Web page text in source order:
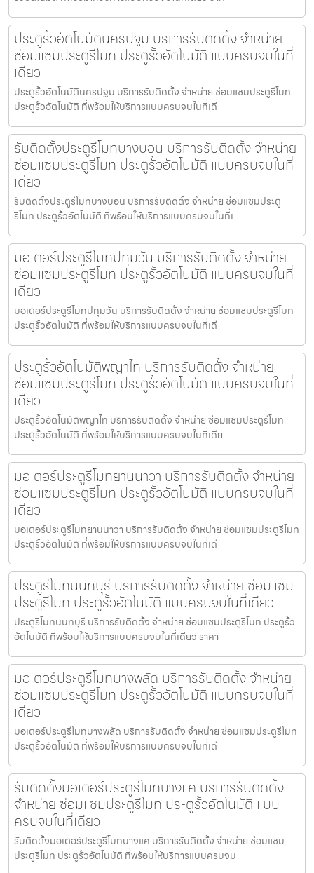
ประตูรั้วอัตโนมัตินครปฐม บริการรับติดตั้ง จำหน่าย
ซ่อมแซมประตูรีโมท ประตูรั้วอัตโนมัติ แบบครบจบในที่
เดียว
ประตูรั้วอัตโนมัตินครปฐม บริการรับติดตั้ง จำหน่าย ซ่อมแซมประตูรีโมท
ประตูรั้วอัตโนมัติ ที่พร้อมให้บริการแบบครบจบในที่เดี
รับติดตั้งประตูรีโมทบางบอน บริการรับติดตั้ง จำหน่าย
ซ่อมแซมประตูรีโมท ประตูรั้วอัตโนมัติ แบบครบจบในที่
เดียว
รับติดตั้งประตูรีโมทบางบอน บริการรับติดตั้ง จำหน่าย ซ่อมแซมประตู
รีโมท ประตูรั้วอัตโนมัติ ที่พร้อมให้บริการแบบครบจบในที่เ
มอเตอร์ประตูรีโมทปทุมวัน บริการรับติดตั้ง จำหน่าย
ซ่อมแซมประตูรีโมท ประตูรั้วอัตโนมัติ แบบครบจบในที่
เดียว
มอเตอร์ประตูรีโมทปทุมวัน บริการรับติดตั้ง จำหน่าย ซ่อมแซมประตูรีโมท
ประตูรั้วอัตโนมัติ ที่พร้อมให้บริการแบบครบจบในที่เดี
ประตูรั้วอัตโนมัติพญาไท บริการรับติดตั้ง จำหน่าย
ซ่อมแซมประตูรีโมท ประตูรั้วอัตโนมัติ แบบครบจบในที่
เดียว
ประตูรั้วอัตโนมัติพญาไท บริการรับติดตั้ง จำหน่าย ซ่อมแซมประตูรีโมท
ประตูรั้วอัตโนมัติ ที่พร้อมให้บริการแบบครบจบในที่เดีย
มอเตอร์ประตูรีโมทยานนาวา บริการรับติดตั้ง จำหน่าย
ซ่อมแซมประตูรีโมท ประตูรั้วอัตโนมัติ แบบครบจบในที่
เดียว
มอเตอร์ประตูรีโมทยานนาวา บริการรับติดตั้ง จำหน่าย ซ่อมแซมประตูรีโมท
ประตูรั้วอัตโนมัติ ที่พร้อมให้บริการแบบครบจบในที่เดี
ประตูรีโมทนนทบุรี บริการรับติดตั้ง จำหน่าย ซ่อมแซม
ประตูรีโมท ประตูรั้วอัตโนมัติ แบบครบจบในที่เดียว
ประตูรีโมทนนทบุรี บริการรับติดตั้ง จำหน่าย ซ่อมแซมประตูรีโมท ประตูรั้ว
อัตโนมัติ ที่พร้อมให้บริการแบบครบจบในที่เดียว ราคา
มอเตอร์ประตูรีโมทบางพลัด บริการรับติดตั้ง จำหน่าย
ซ่อมแซมประตูรีโมท ประตูรั้วอัตโนมัติ แบบครบจบในที่
เดียว
มอเตอร์ประตูรีโมทบางพลัด บริการรับติดตั้ง จำหน่าย ซ่อมแซมประตูรีโมท
ประตูรั้วอัตโนมัติ ที่พร้อมให้บริการแบบครบจบในที่เดี
รับติดตั้งมอเตอร์ประตูรีโมทบางแค บริการรับติดตั้ง
จำหน่าย ซ่อมแซมประตูรีโมท ประตูรั้วอัตโนมัติ แบบ
ครบจบในที่เดียว
รับติดตั้งมอเตอร์ประตูรีโมทบางแค บริการรับติดตั้ง จำหน่าย ซ่อมแซม
ประตูรีโมท ประตูรั้วอัตโนมัติ ที่พร้อมให้บริการแบบครบจบ